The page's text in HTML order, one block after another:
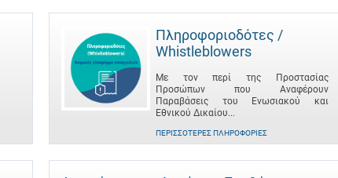
Πληροφοριοδότες /
Whistleblowers
Με τον περί της Προστασίας
Προσώπων που Αναφέρουν
Παραβάσεις του Ενωσιακού και
Εθνικού Δικαίου...
ΠΕΡΙΣΣΌΤΕΡΕΣ ΠΛΗΡΟΦΟΡΊΕΣ